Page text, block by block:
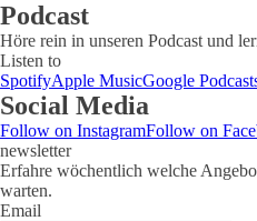
Podcast
Höre rein in unseren Podcast und
Listen to
SpotifyApple MusicGoogle
Social Media
Follow on InstagramFollow on
newsletter
Erfahre wöchentlich welche
warten.
Email